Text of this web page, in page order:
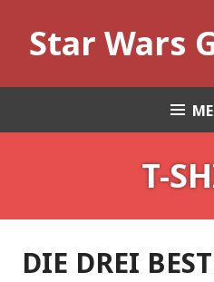
contentStar Wars
T-
DIE DREI